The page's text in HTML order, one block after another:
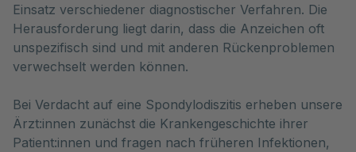
Einsatz verschiedener diagnostischer Verfahren. Die
Herausforderung liegt darin, dass die Anzeichen oft
unspezifisch sind und mit anderen Rückenproblemen
verwechselt werden können.
Bei Verdacht auf eine Spondylodiszitis erheben unsere
Ärzt:innen zunächst die Krankengeschichte ihrer
Patient:innen und fragen nach früheren Infektionen,